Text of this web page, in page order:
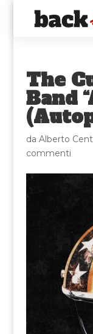
The
Band
da Alberto
commenti